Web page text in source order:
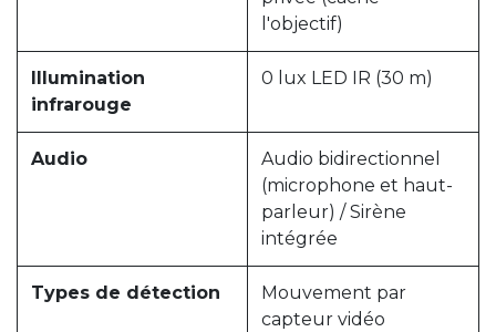
l'objectif)
Illumination
infrarouge
0 lux LED IR (30 m)
Audio
Audio bidirectionnel
(microphone et haut-
parleur) / Sirène
intégrée
Types de détection
Mouvement par
capteur vidéo